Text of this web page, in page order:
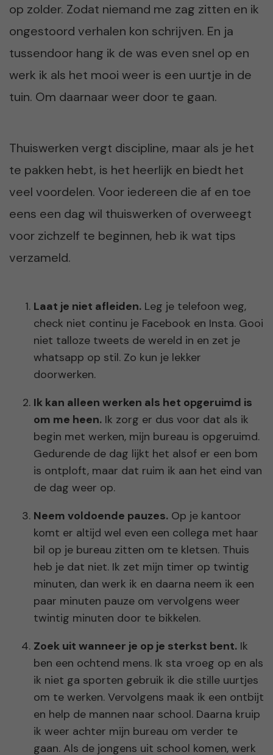
op zolder. Zodat niemand me zag zitten en ik
ongestoord verhalen kon schrijven. En ja
tussendoor hang ik de was even snel op en
werk ik als het mooi weer is een uurtje in de
tuin. Om daarnaar weer door te gaan.
Thuiswerken vergt discipline, maar als je het
te pakken hebt, is het heerlijk en biedt het
veel voordelen. Voor iedereen die af en toe
eens een dag wil thuiswerken of overweegt
voor zichzelf te beginnen, heb ik wat tips
verzameld.
Laat je niet afleiden. Leg je telefoon weg,
check niet continu je Facebook en Insta. Gooi
niet talloze tweets de wereld in en zet je
whatsapp op stil. Zo kun je lekker
doorwerken.
Ik kan alleen werken als het opgeruimd is
om me heen. Ik zorg er dus voor dat als ik
begin met werken, mijn bureau is opgeruimd.
Gedurende de dag lijkt het alsof er een bom
is ontploft, maar dat ruim ik aan het eind van
de dag weer op.
Neem voldoende pauzes. Op je kantoor
komt er altijd wel even een collega met haar
bil op je bureau zitten om te kletsen. Thuis
heb je dat niet. Ik zet mijn timer op twintig
minuten, dan werk ik en daarna neem ik een
paar minuten pauze om vervolgens weer
twintig minuten door te bikkelen.
Zoek uit wanneer je op je sterkst bent. Ik
ben een ochtend mens. Ik sta vroeg op en als
ik niet ga sporten gebruik ik die stille uurtjes
om te werken. Vervolgens maak ik een ontbijt
en help de mannen naar school. Daarna kruip
ik weer achter mijn bureau om verder te
gaan. Als de jongens uit school komen, werk